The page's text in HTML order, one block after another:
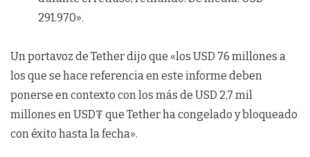
291.970».
Un portavoz de Tether dijo que «los USD 76 millones a
los que se hace referencia en este informe deben
ponerse en contexto con los más de USD 2,7 mil
millones en USD₮ que Tether ha congelado y bloqueado
con éxito hasta la fecha».